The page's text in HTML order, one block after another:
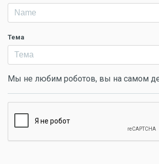
Тема
Мы не любим роботов, вы на самом